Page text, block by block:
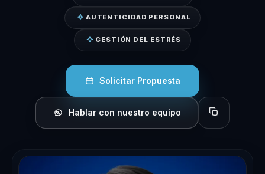
AUTENTICIDAD PERSONAL
GESTIÓN DEL ESTRÉS
Solicitar Propuesta
Hablar con nuestro equipo Copiar perfil